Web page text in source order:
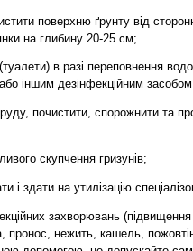
поверхню ґрунту від
на глибину 20-25 см;
(туалети) в разі переповнення
іншим дезінфекційним
почистити, спорожнити та
скупчення гризунів;
і здати на утилізацію
захворювань
пронос, нежить, кашель,